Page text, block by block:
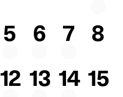
5 6 7 8
12 13 14 15